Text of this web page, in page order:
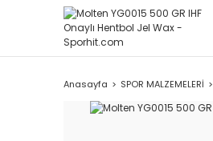
Anasayfa SPOR MALZEMELERİ